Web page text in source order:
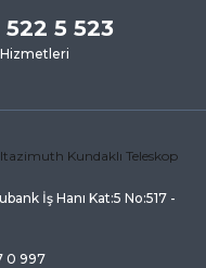
522 5 523
İş Hanı Kat:5 No:517 -
0 997